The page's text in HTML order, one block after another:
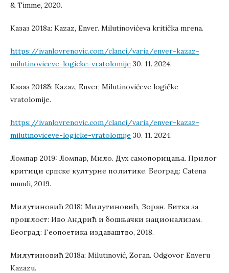
& Timme, 2020.
Казаз 2018а: Kazaz, Enver. Milutinovićeva kritička mrena.
https://ivanlovrenovic.com/clanci/varia/enver-kazaz-
milutinoviceve-logicke-vratolomije 30. 11. 2024.
Казаз 2018б: Kazaz, Enver, Milutinovićeve logičke
vratolomije.
https://ivanlovrenovic.com/clanci/varia/enver-kazaz-
milutinoviceve-logicke-vratolomije 30. 11. 2024.
Ломпар 2019: Ломпар, Мило. Дух самопорицања. Прилог
критици српске културне политике. Београд: Catena
mundi, 2019.
Милутиновић 2018: Милутиновић, Зоран. Битка за
прошлост: Иво Андрић и бошњачки национализам.
Београд: Геопоетика издаваштво, 2018.
Милутиновић 2018а: Milutinović, Zoran. Odgovor Enveru
Kazazu.